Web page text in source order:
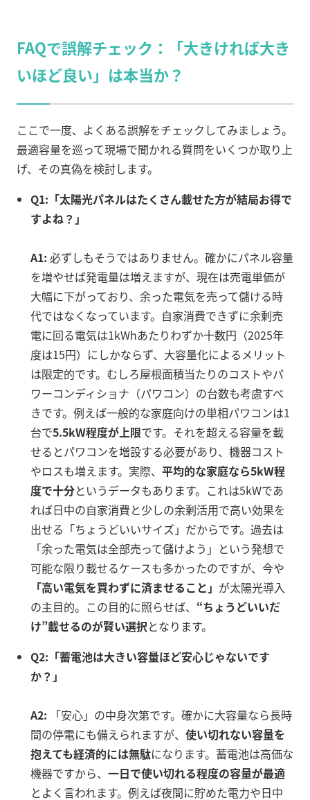
FAQで誤解チェック：「大きければ大き
いほど良い」は本当か？
ここで一度、よくある誤解をチェックしてみましょう。
最適容量を巡って現場で聞かれる質問をいくつか取り上
げ、その真偽を検討します。
Q1:「太陽光パネルはたくさん載せた方が結局お得で
すよね？」
A1: 必ずしもそうではありません。確かにパネル容量
を増やせば発電量は増えますが、現在は売電単価が
大幅に下がっており、余った電気を売って儲ける時
代ではなくなっています。自家消費できずに余剰売
電に回る電気は1kWhあたりわずか十数円（2025年
度は15円）にしかならず、大容量化によるメリット
は限定的です。むしろ屋根面積当たりのコストやパ
ワーコンディショナ（パワコン）の台数も考慮すべ
きです。例えば一般的な家庭向けの単相パワコンは1
台で5.5kW程度が上限です。それを超える容量を載
せるとパワコンを増設する必要があり、機器コスト
やロスも増えます。実際、 平均的な家庭なら5kW程
度で十分というデータもあります。これは5kWであ
れば日中の自家消費と少しの余剰活用で高い効果を
出せる「ちょうどいいサイズ」だからです。過去は
「余った電気は全部売って儲けよう」という発想で
可能な限り載せるケースも多かったのですが、今や
「高い電気を買わずに済ませること」 が太陽光導入
の主目的。この目的に照らせば、 “ちょうどいいだ
け”載せるのが賢い選択となります。
Q2:「蓄電池は大きい容量ほど安心じゃないです
か？」
A2:
「安心」の中身次第です。確かに大容量なら長時
間の停電にも備えられますが、 使い切れない容量を
抱えても経済的には無駄になります。蓄電池は高価な
機器ですから、 一日で使い切れる程度の容量が最適
とよく言われます。例えば夜間に貯めた電力や日中